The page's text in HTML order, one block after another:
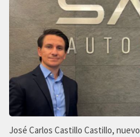
José Carlos Castillo Castillo,